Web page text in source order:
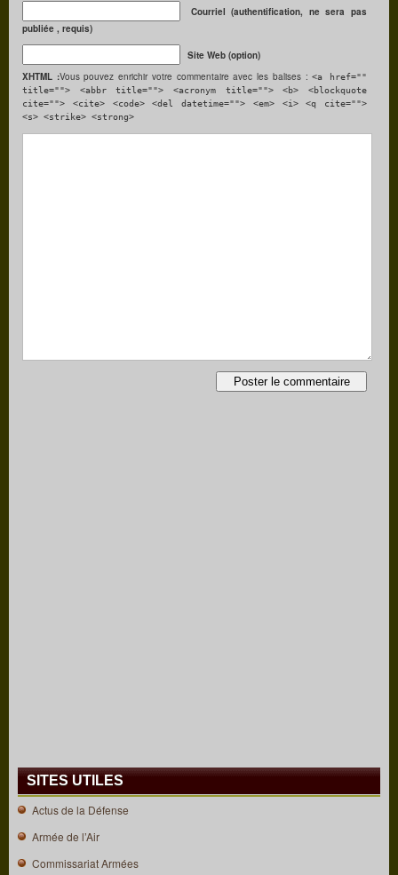
Courriel (authentification, ne sera pas
publiée , requis)
Site Web (option)
XHTML :Vous pouvez enrichir votre commentaire avec les balises :<a href=""
title=""> <abbr title=""> <acronym title=""> <b> <blockquote
cite=""> <cite> <code> <del datetime=""> <em> <i> <q cite="">
<s> <strike> <strong>
SITES UTILES
Actus de la Défense
Armée de l’Air
Commissariat Armées